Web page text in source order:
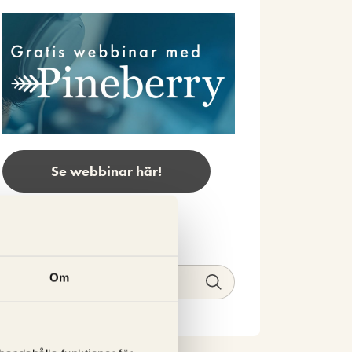
Om
Se webbinar här!